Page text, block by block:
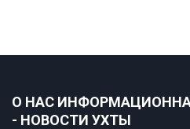
О НАС
- НОВОСТИ УХТЫ